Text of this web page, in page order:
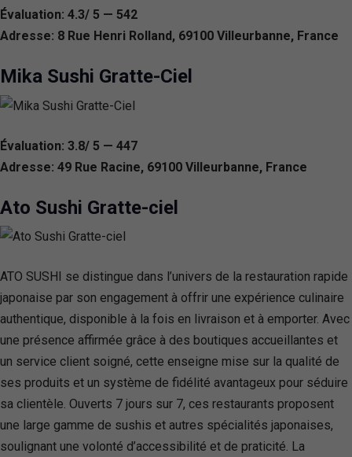
Évaluation: 4.3/ 5 — 542
Adresse: 8 Rue Henri Rolland, 69100 Villeurbanne, France
Mika Sushi Gratte-Ciel
Évaluation: 3.8/ 5 — 447
Adresse: 49 Rue Racine, 69100 Villeurbanne, France
Ato Sushi Gratte-ciel
ATO SUSHI se distingue dans l’univers de la restauration rapide
japonaise par son engagement à offrir une expérience culinaire
authentique, disponible à la fois en livraison et à emporter. Avec
une présence affirmée grâce à des boutiques accueillantes et
un service client soigné, cette enseigne mise sur la qualité de
ses produits et un système de fidélité avantageux pour séduire
sa clientèle. Ouverts 7 jours sur 7, ces restaurants proposent
une large gamme de sushis et autres spécialités japonaises,
soulignant une volonté d’accessibilité et de praticité. La